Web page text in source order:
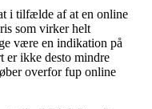
i tilfælde af at en online
som virker helt
være en indikation på
er ikke desto mindre
overfor fup online